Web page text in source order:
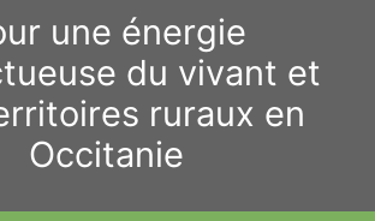
une énergie
du vivant et
ruraux en
Occitanie